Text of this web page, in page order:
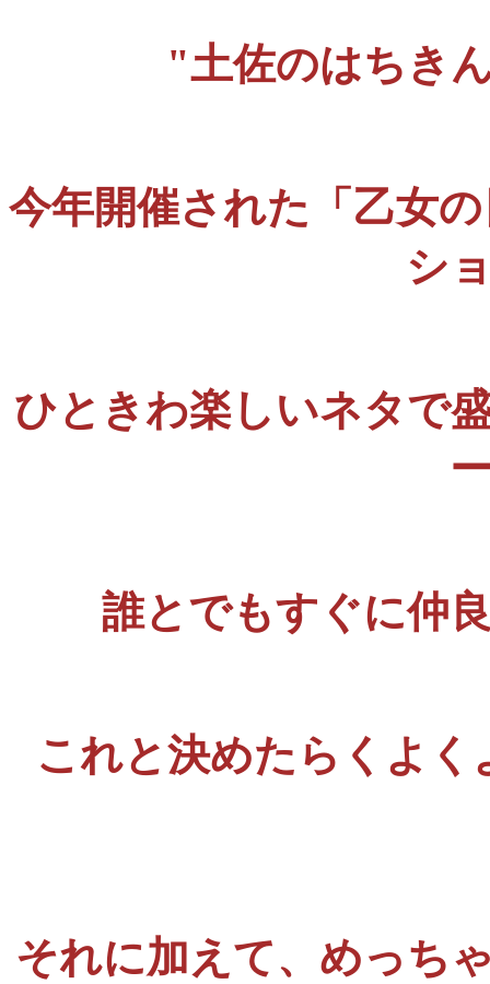
"土佐のはちき
今年開催された「乙女
シ
ひときわ楽しいネタで
誰とでもすぐに仲
これと決めたらくよ
それに加えて、めっち